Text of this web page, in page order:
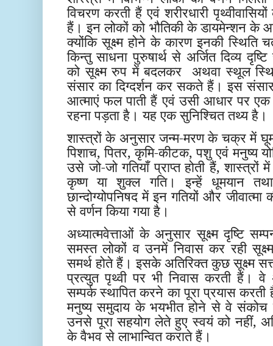
विचरण करती हैं एवं शरीरधारी
हैं। इन लोकों को भौतिकी के डायमेन्शन के
क्योंकि सूक्ष्म होने के कारण इनकी स्थिति
किन्तु साधना पुरुषार्थ से अर्जित दिव्य
को सूक्ष्म रुप में बदलकर अथवा स्थूल
संसार का दिग्दर्शन कर सकते हैं। इस
आत्माएं फल पाती हैं एवं उसी आधार पर
रहना पड़ता है। यह एक सुनिश्चित तथ्य है।
शास्त्रों के अनुसार जन्म-मरण के चक्र में
पिशाच, पितर, कृमि-कीटक, पशु एवं मनुष्य
उसे जो-जो गतियाँ प्राप्त होती हैं, शास्त्रों
कृष्ण या शुक्ल गति। इन्हें धूमयान
छान्दोग्योपनिषद में इन गतियों और जीवात्मा
से वर्णन किया गया है।
अध्यात्मवेत्ताओं के अनुसार सूक्ष्म दृष्टि
समस्त लोकों व उनमें निवास कर रही
समर्थ होते हैं। इसके अतिरिक्त कुछ सूक्ष्म
प्रत्युत पृथ्वी पर भी निवास करती हैं।
सम्पर्क स्थापित करने का पूरा प्रयास
मनुष्य समुदाय के भयभीत होने से वे संकोच
उनसे पूरा सहयोग लेते हुए स्वयं को नहीं,
के वैभव से लाभान्वित कराते हैं।